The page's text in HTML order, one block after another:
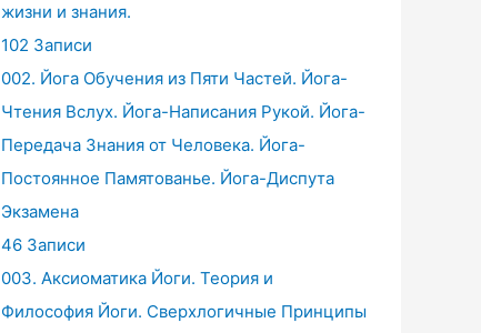
жизни и знания.
102 Записи
002. Йога Обучения из Пяти Частей. Йога-
Чтения Вслух. Йога-Написания Рукой. Йога-
Передача Знания от Человека. Йога-
Постоянное Памятованье. Йога-Диспута
Экзамена
46 Записи
003. Аксиоматика Йоги. Теория и
Философия Йоги. Сверхлогичные Принципы